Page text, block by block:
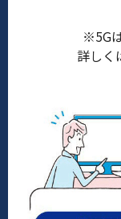
※5G
詳しく